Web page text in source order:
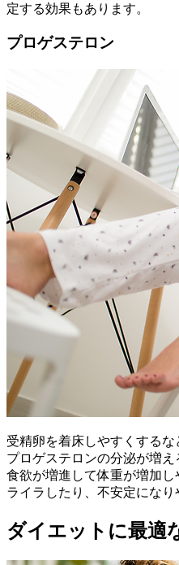
定する効果もあります。
プロゲステロン
受精卵を着床しやすくするな
プロゲステロンの分泌が増え
食欲が増進して体重が増加
ライラしたり、不安定になり
ダイエットに最適